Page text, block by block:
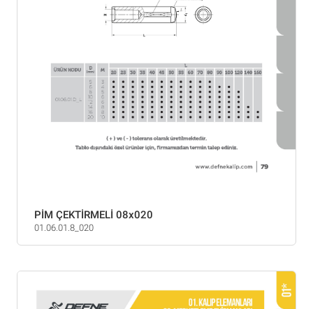
PİM ÇEKTİRMELİ 08x020
01.06.01.8_020